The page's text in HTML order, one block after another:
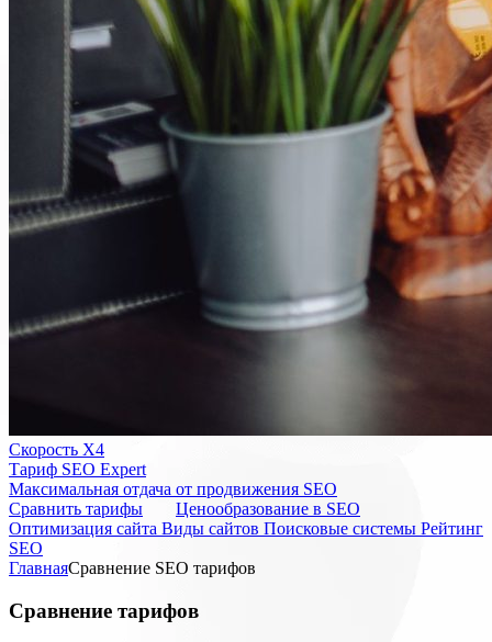
Скорость Х4
Тариф SEO Expert
Максимальная отдача от продвижения SEO
Cравнить тарифы
Ценообразование в SEO
Оптимизация сайта Виды сайтов Поисковые системы Рейтинг
SEO
ГлавнаяСравнение SEO тарифов
Сравнение тарифов